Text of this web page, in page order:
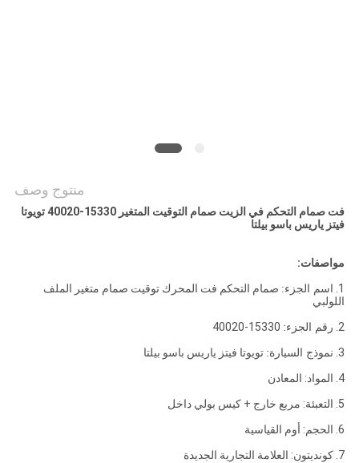
منتوج وصف
فت صمام التحكم في الزيت صمام التوقيت المتغير 15330-40020 تويوتا
فيتز ياريس باسو بيلتا
مواصفات:
1. اسم الجزء: صمام التحكم فت المحرك توقيت صمام متغير الملف
اللولبي
2. رقم الجزء:
3. نموذج السيارة: تويوتا فيتز ياريس باسو بيلتا
4. المواد: المعادن
5. التعبئة: مربع خارج + كيس بولي داخل
6. الحجم: أوم القياسية
7. كونديتون: العلامة التجارية الجديدة